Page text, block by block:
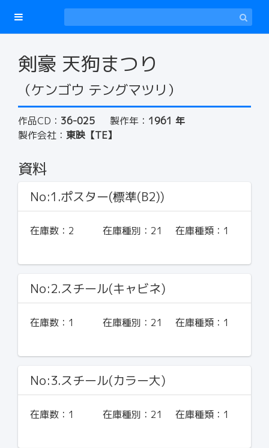
剣豪 天狗まつり
（ケンゴウ テングマツリ）
作品CD： 36-025 製作年： 1961 年
製作会社： 東映【TE】
資料
No:1.ポスター(標準(B2))
在庫数： 2 在庫種別： 21 在庫種類： 1
No:2.スチール(キャビネ)
在庫数： 1 在庫種別： 21 在庫種類： 1
No:3.スチール(カラー大)
在庫数： 1 在庫種別： 21 在庫種類： 1